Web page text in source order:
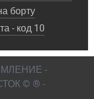
борту
- код 10
-
© ® -